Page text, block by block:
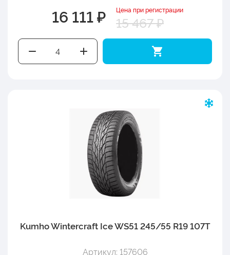
16 111 ₽ Цена при регистрации
15 467 ₽
Kumho Wintercraft Ice WS51 245/55 R19 107T
Артикул: 157606